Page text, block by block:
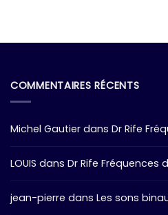
COMMENTAIRES RÉCENTS
Michel Gautier dans Dr Rife
LOUIS dans Dr Rife Fréquences
jean-pierre dans Les sons